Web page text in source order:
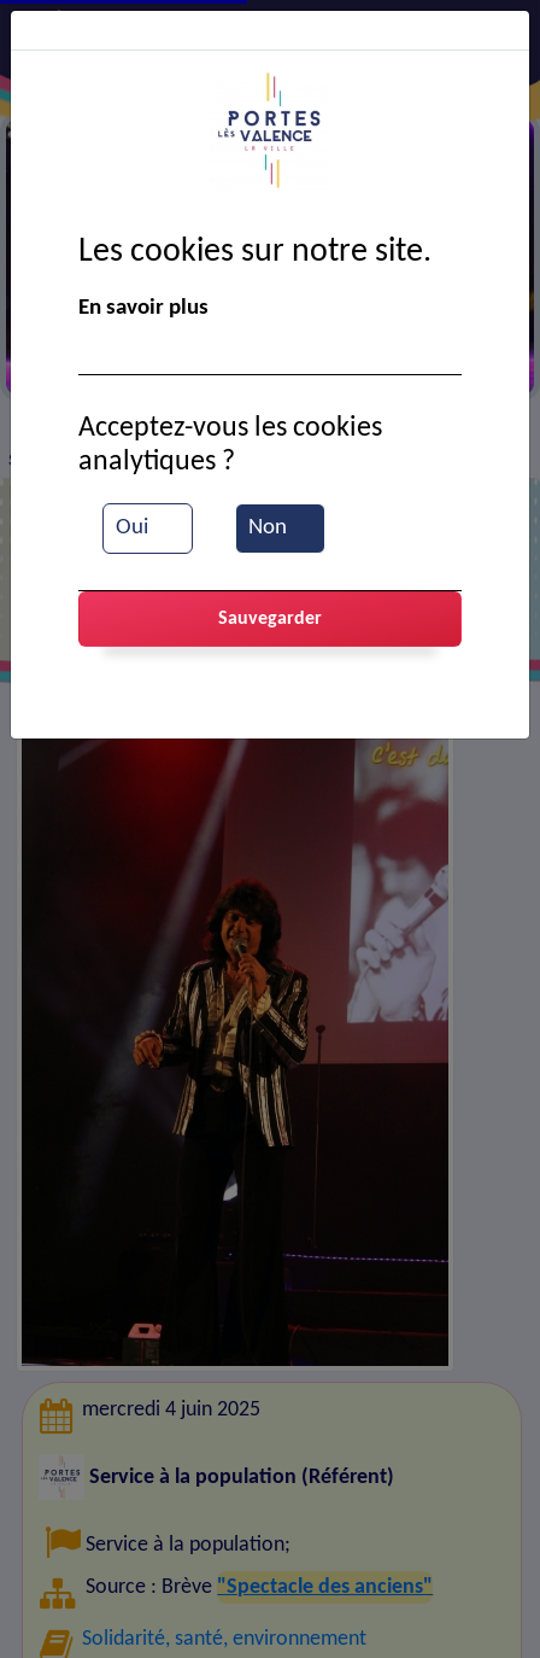
> VIE MUNICIPALE > Ressources documentaires
Spectacle des anciens
mercredi 4 juin 2025
Service à la population (Référent)
Service à la population;
Source : Brève "Spectacle des anciens"
Solidarité, santé, environnement
Les cookies sur notre site.
En savoir plus
Oui Non
Acceptez-vous les cookies
analytiques ?
Sauvegarder